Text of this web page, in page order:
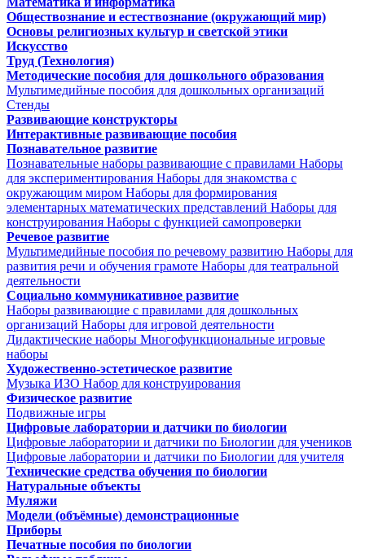
Обществознание и естествознание (окружающий мир)
Основы религиозных культур и светской этики
Искусство
Труд (Технология)
Методические пособия для дошкольного образования
Мультимедийные пособия для дошкольных организаций
Стенды
Развивающие конструкторы
Интерактивные развивающие пособия
Познавательное развитие
Познавательные наборы развивающие с правилами Наборы
для экспериментирования Наборы для знакомства с
окружающим миром Наборы для формирования
элементарных математических представлений Наборы для
конструирования Наборы с функцией самопроверки
Речевое развитие
Мультимедийные пособия по речевому развитию Наборы для
развития речи и обучения грамоте Наборы для театральной
деятельности
Социально коммуникативное развитие
Наборы развивающие с правилами для дошкольных
организаций Наборы для игровой деятельности
Дидактические наборы Многофункциональные игровые
наборы
Художественно-эстетическое развитие
Музыка ИЗО Набор для конструирования
Физическое развитие
Подвижные игры
Цифровые лаборатории и датчики по биологии
Цифровые лаборатории и датчики по Биологии для учеников
Цифровые лаборатории и датчики по Биологии для учителя
Технические средства обучения по биологии
Натуральные объекты
Муляжи
Модели (объёмные) демонстрационные
Приборы
Печатные пособия по биологии